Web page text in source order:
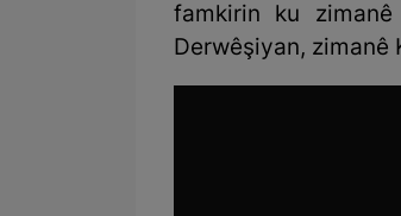
famkirin ku
Derwêşiyan, zimanê